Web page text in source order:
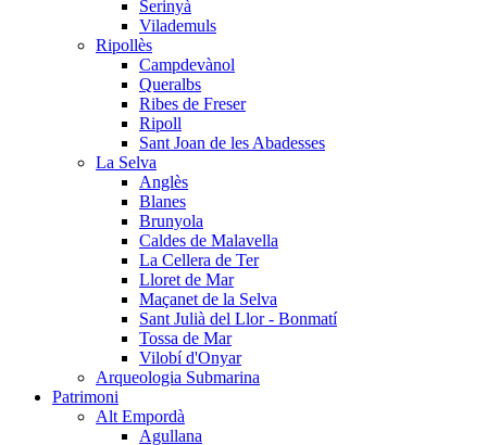
Serinyà
Vilademuls
Ripollès
Campdevànol
Queralbs
Ribes de Freser
Ripoll
Sant Joan de les Abadesses
La Selva
Anglès
Blanes
Brunyola
Caldes de Malavella
La Cellera de Ter
Lloret de Mar
Maçanet de la Selva
Sant Julià del Llor - Bonmatí
Tossa de Mar
Vilobí d'Onyar
Arqueologia Submarina
Patrimoni
Alt Empordà
Agullana